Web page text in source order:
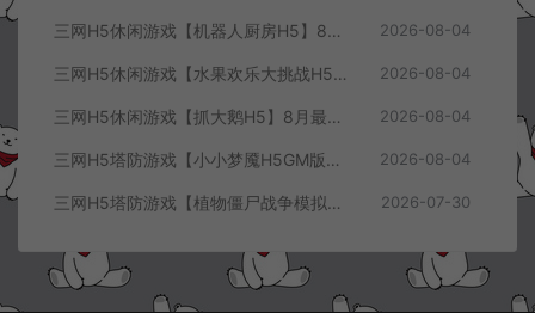
三网H5休闲游戏【机器人厨房H5】8月最新整理Linux手工服务端+Win一键服务端+解压即玩+简易安卓客户端+详细搭建教程 2026-08-04
三网H5休闲游戏【水果欢乐大挑战H5】8月最新整理Linux手工服务端+Win一键服务端+解压即玩+简易安卓客户端+详细搭建教程 2026-08-04
三网H5休闲游戏【抓大鹅H5】8月最新整理Linux手工服务端+Win一键服务端+解压即玩+简易安卓客户端+详细搭建教程 2026-08-04
三网H5塔防游戏【小小梦魇H5GM版】7月最新整理Linux手工服务端+Win一键服务端+解压即玩+简易安卓客户端+详细搭建教程 2026-08-04
三网H5塔防游戏【植物僵尸战争模拟器H5】7月最新整理Linux手工服务端+Win一键服务端+解压即玩+简易安卓客户端+详细搭建教程 2026-07-30